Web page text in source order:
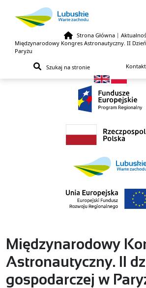
Przejdź do treści
Strona Główna |
Międzynarodowy Kongres Astronautyczny. II
Paryżu
Kontakt
Międzynarodowy
Astronautyczny. II
gospodarczej w